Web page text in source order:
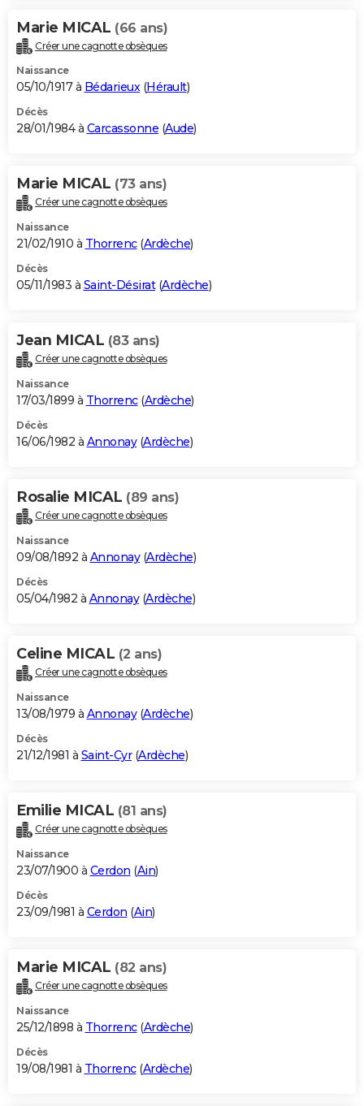
Marie MICAL (66 ans)
Créer une cagnotte obsèques
Naissance
05/10/1917 à Bédarieux(Hérault)
Décès
28/01/1984 à Carcassonne (Aude)
Marie MICAL (73 ans)
Créer une cagnotte obsèques
Naissance
21/02/1910 à Thorrenc(Ardèche)
Décès
05/11/1983 à Saint-Désirat(Ardèche)
Jean MICAL (83 ans)
Créer une cagnotte obsèques
Naissance
17/03/1899 à Thorrenc(Ardèche)
Décès
16/06/1982 à Annonay(Ardèche)
Rosalie MICAL (89 ans)
Créer une cagnotte obsèques
Naissance
09/08/1892 à Annonay(Ardèche)
Décès
05/04/1982 à Annonay(Ardèche)
Celine MICAL (2 ans)
Créer une cagnotte obsèques
Naissance
13/08/1979 à Annonay(Ardèche)
Décès
21/12/1981 à Saint-Cyr(Ardèche)
Emilie MICAL (81 ans)
Créer une cagnotte obsèques
Naissance
23/07/1900 à Cerdon (Ain)
Décès
23/09/1981 à Cerdon (Ain)
Marie MICAL (82 ans)
Créer une cagnotte obsèques
Naissance
25/12/1898 à Thorrenc(Ardèche)
Décès
19/08/1981 à Thorrenc(Ardèche)